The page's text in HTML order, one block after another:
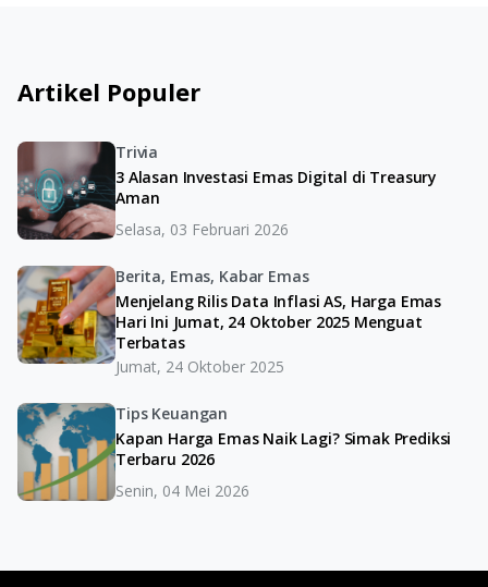
Artikel Populer
Trivia
3 Alasan Investasi Emas Digital di Treasury
Aman
Selasa, 03 Februari 2026
Berita, Emas, Kabar Emas
Menjelang Rilis Data Inflasi AS, Harga Emas
Hari Ini Jumat, 24 Oktober 2025 Menguat
Terbatas
Jumat, 24 Oktober 2025
Tips Keuangan
Kapan Harga Emas Naik Lagi? Simak Prediksi
Terbaru 2026
Senin, 04 Mei 2026